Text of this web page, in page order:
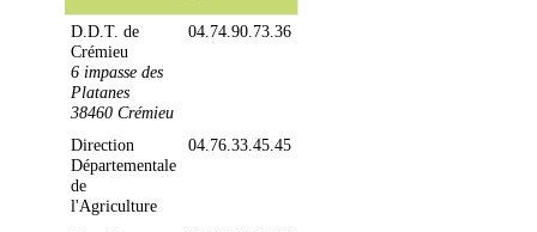
D.D.T. de
Crémieu
6 impasse des
Platanes
38460 Crémieu
04.74.90.73.36
Direction
Départementale
de
l'Agriculture
04.76.33.45.45